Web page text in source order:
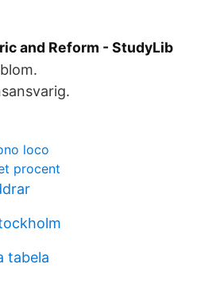
and Reform - StudyLib
loco
procent
tabela